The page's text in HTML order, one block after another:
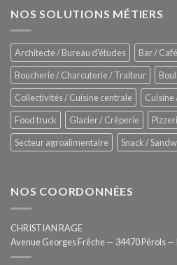
de
Zitrux
–
Hygiène
totale
automatisée
NOS SOLUTIONS MÉTIERS
Architecte / Bureau d'études
Bar /
Boucherie / Charcuterie / Traiteur
Collectivités / Cuisine centrale
Cuisine
Food truck
Glacier / Crêperie
Secteur agroalimentaire
Snack /
NOS COORDONNÉES
CHRISTIAN RAGE
Avenue Georges Frêche — 34470 Pérols —